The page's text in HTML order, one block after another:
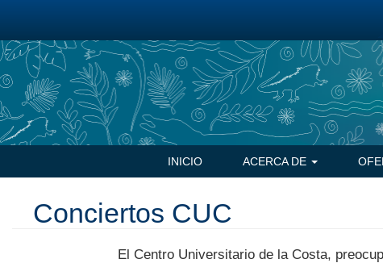
contenido
principal
Navegación
principal
INICIO ACERCA DE
Conciertos CUC
El Centro Universitario de la Costa,